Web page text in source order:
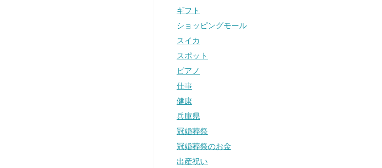
ギフト
ショッピングモール
スイカ
スポット
ピアノ
仕事
健康
兵庫県
冠婚葬祭
冠婚葬祭のお金
出産祝い